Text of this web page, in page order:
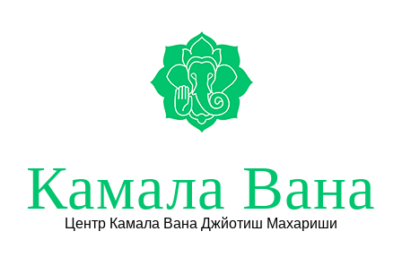
Камала Вана
Центр Камала Вана Джйотиш Махариши